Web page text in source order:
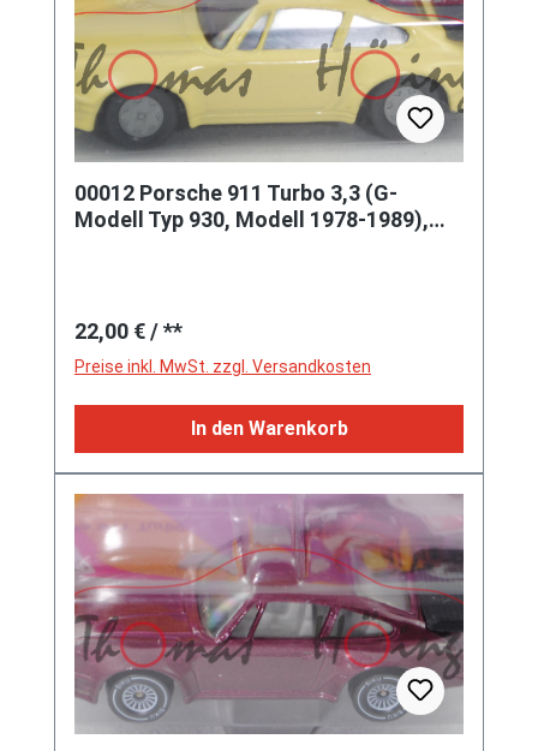
00012 Porsche 911 Turbo 3,3 (G-
Modell Typ 930, Modell 1978-1989),
Regulärer Preis:
22,00 €/ **
Preise inkl. MwSt. zzgl. Versandkosten
In den Warenkorb